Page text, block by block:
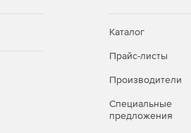
Каталог
Прайс-листы
Производители
Специальные
предложения